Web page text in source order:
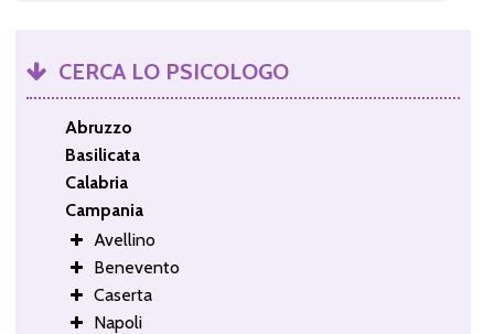
CERCA LO PSICOLOGO
Abruzzo
Basilicata
Calabria
Campania
Avellino
Benevento
Caserta
Napoli